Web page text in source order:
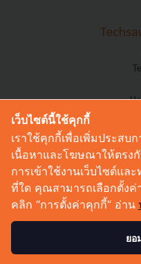
เว็บไซต์นี้ใช้คุกกี้
เราใช้คุกกี้เพื่อเพิ่มประสบ
เนื้อหาและโฆษณาให้ตรง
การเข้าใช้งานเว็บไซต์แล
ที่ใด คุณสามารถเลือกตั้งค่
คลิก “การตั้งค่าคุกกี้” อ่าน
ยอ